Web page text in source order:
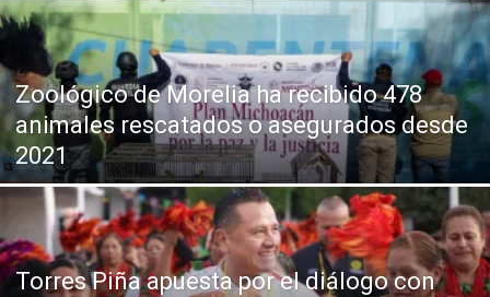
Zoológico de Morelia ha recibido 478
animales rescatados o asegurados desde
2021
Torres Piña apuesta por el diálogo con